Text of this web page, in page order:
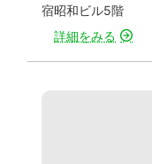
宿昭和ビル5階
詳細をみる